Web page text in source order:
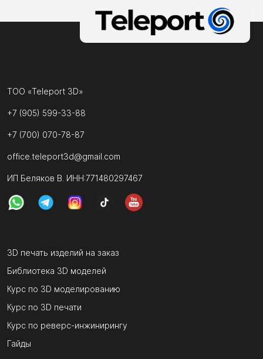
ТОО «Teleport 3D»
+7 (905) 599-33-88
+7 (700) 070-78-87
office.teleport3d@gmail.com
ИП Беляков В. ИНН:771480297467
3D печать изделий на заказ
Библиотека 3D моделей
Курс по 3D моделированию
Курс по 3D печати
Курс по реверс-инжинирингу
Гайды